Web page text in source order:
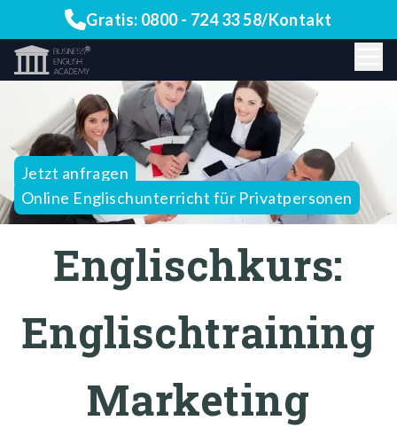
Gratis: 0800 - 724 33 58/Kontakt
Jetzt anfragen
Online Englischunterricht für Privatpersonen
Englischkurs:
Englischtraining
Marketing